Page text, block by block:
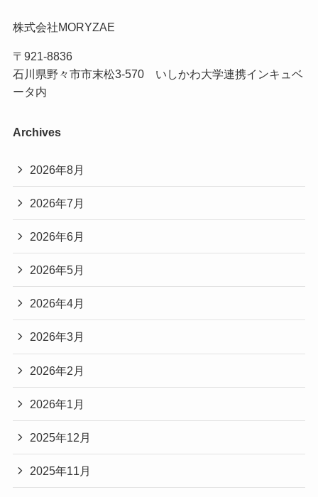
株式会社MORYZAE
〒921-8836
石川県野々市市末松3-570 いしかわ大学連携インキュベ
ータ内
Archives
2026年8月
2026年7月
2026年6月
2026年5月
2026年4月
2026年3月
2026年2月
2026年1月
2025年12月
2025年11月